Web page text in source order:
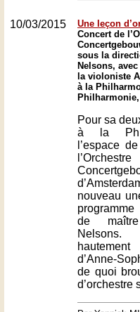
10/03/2015
Une leçon
Concert de
sous la
Nelsons,
la violoniste
à la
Pour sa
à la
l’espace
nouveau
de
Nelsons.
d’Anne-
de quoi
d’orchestre